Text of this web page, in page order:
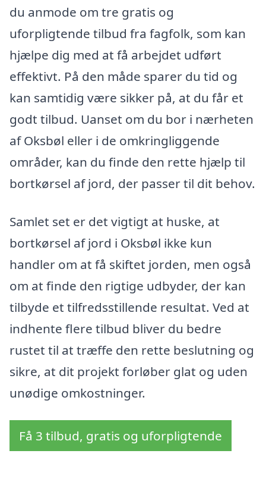
du anmode om tre gratis og
uforpligtende tilbud fra fagfolk, som kan
hjælpe dig med at få arbejdet udført
effektivt. På den måde sparer du tid og
kan samtidig være sikker på, at du får et
godt tilbud. Uanset om du bor i nærheten
af Oksbøl eller i de omkringliggende
områder, kan du finde den rette hjælp til
bortkørsel af jord, der passer til dit behov.
Samlet set er det vigtigt at huske, at
bortkørsel af jord i Oksbøl ikke kun
handler om at få skiftet jorden, men også
om at finde den rigtige udbyder, der kan
tilbyde et tilfredsstillende resultat. Ved at
indhente flere tilbud bliver du bedre
rustet til at træffe den rette beslutning og
sikre, at dit projekt forløber glat og uden
unødige omkostninger.
Få 3 tilbud, gratis og uforpligtende